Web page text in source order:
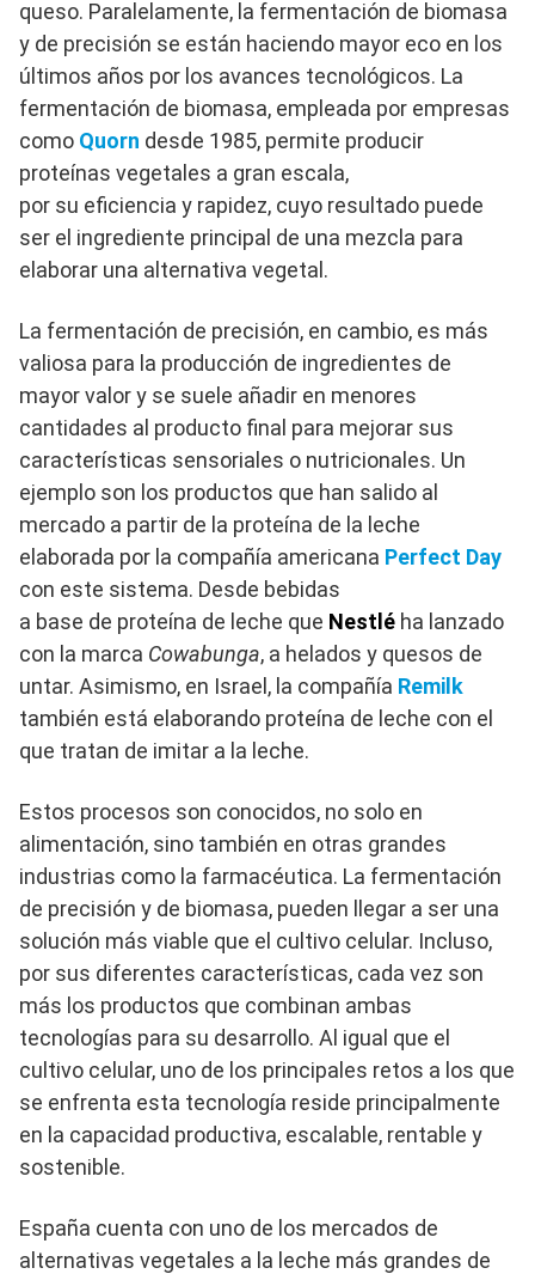
queso. Paralelamente, la fermentación de biomasa
y de precisión se están haciendo mayor eco en los
últimos años por los avances tecnológicos. La
fermentación de biomasa, empleada por empresas
como Quorn desde 1985, permite producir
proteínas vegetales a gran escala,
por su eficiencia y rapidez, cuyo resultado puede
ser el ingrediente principal de una mezcla para
elaborar una alternativa vegetal.
La fermentación de precisión, en cambio, es más
valiosa para la producción de ingredientes de
mayor valor y se suele añadir en menores
cantidades al producto final para mejorar sus
características sensoriales o nutricionales. Un
ejemplo son los productos que han salido al
mercado a partir de la proteína de la leche
elaborada por la compañía americana Perfect Day
con este sistema. Desde bebidas
a base de proteína de leche que Nestlé ha lanzado
con la marca Cowabunga, a helados y quesos de
untar. Asimismo, en Israel, la compañía Remilk
también está elaborando proteína de leche con el
que tratan de imitar a la leche.
Estos procesos son conocidos, no solo en
alimentación, sino también en otras grandes
industrias como la farmacéutica. La fermentación
de precisión y de biomasa, pueden llegar a ser una
solución más viable que el cultivo celular. Incluso,
por sus diferentes características, cada vez son
más los productos que combinan ambas
tecnologías para su desarrollo. Al igual que el
cultivo celular, uno de los principales retos a los que
se enfrenta esta tecnología reside principalmente
en la capacidad productiva, escalable, rentable y
sostenible.
España cuenta con uno de los mercados de
alternativas vegetales a la leche más grandes de